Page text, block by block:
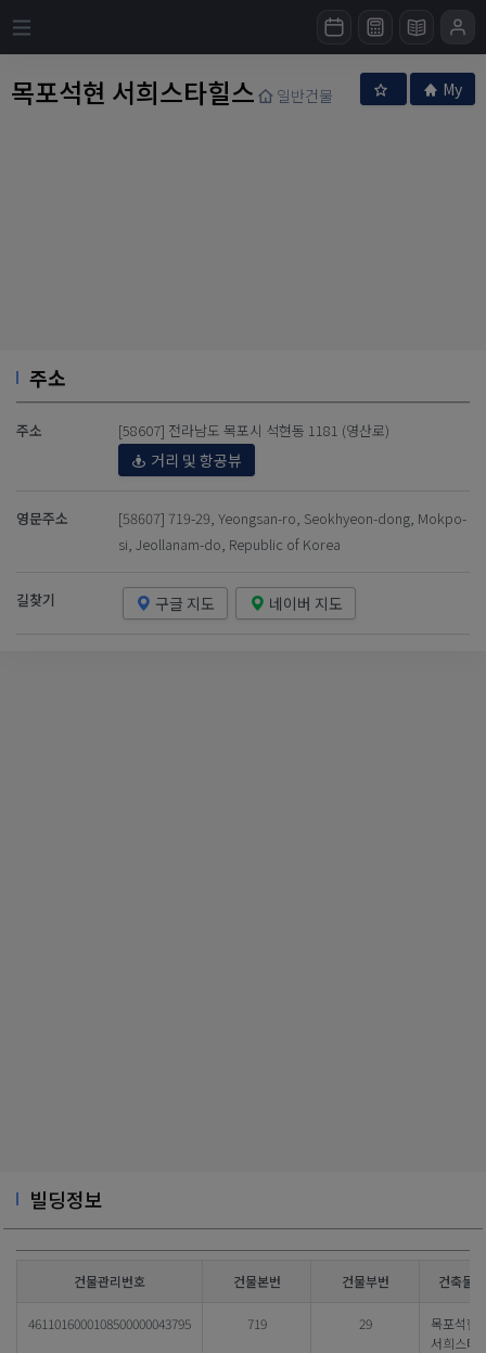
목포석현 서희스타힐스 일반건물 My
주소
주소 [58607] 전라남도 목포시 석현동 1181 (영산로)
거리 및 항공뷰
영문주소
[58607] 719-29, Yeongsan-ro, Seokhyeon-dong, Mokpo-
si, Jeollanam-do, Republic of Korea
길찾기 구글 지도 네이버 지도
빌딩정보
건물관리번호 건물본번 건물부번 건축물
4611016000108500000043795 719 29
목포석현
서희스타